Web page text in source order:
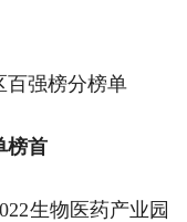
百强榜分榜单
榜首
生物医药产业园